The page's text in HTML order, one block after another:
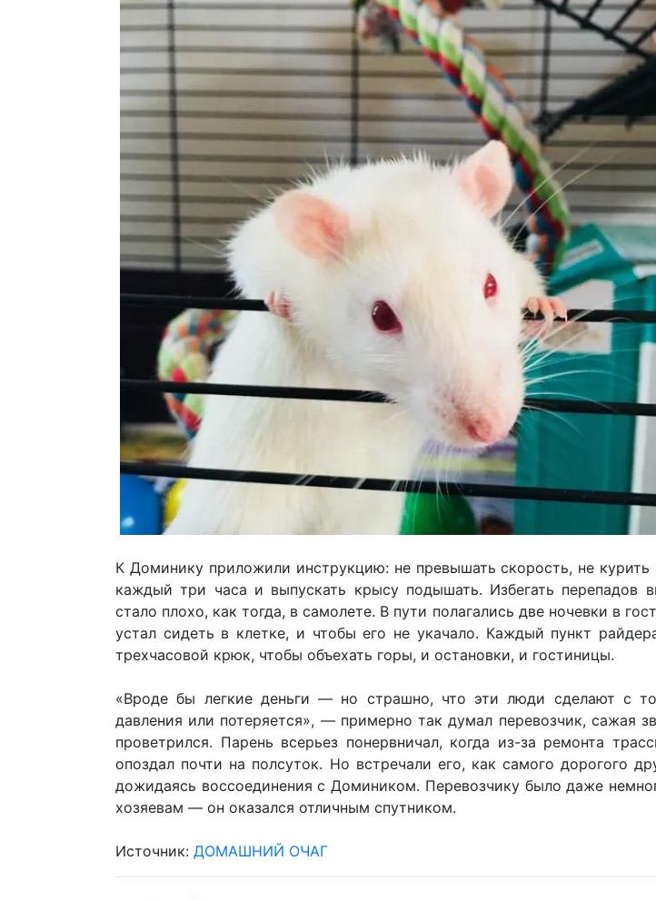
К Доминику приложили инструкцию: не превышать скорость, не курить
каждый три часа и выпускать крысу подышать. Избегать перепадов
стало плохо, как тогда, в самолете. В пути полагались две ночевки в
устал сидеть в клетке, и чтобы его не укачало. Каждый пункт
трехчасовой крюк, чтобы объехать горы, и остановки, и гостиницы.
«Вроде бы легкие деньги — но страшно, что эти люди сделают с
давления или потеряется», — примерно так думал перевозчик, сажая
проветрился. Парень всерьез понервничал, когда из-за ремонта
опоздал почти на полсуток. Но встречали его, как самого дорогого
дожидаясь воссоединения с Домиником. Перевозчику было даже
хозяевам — он оказался отличным спутником.
Источник: ​ ДОМАШНИЙ ОЧАГ